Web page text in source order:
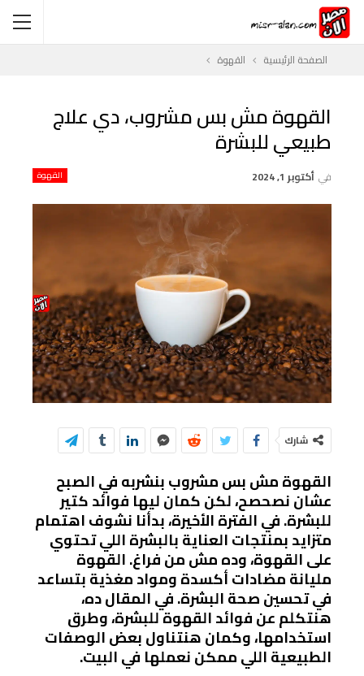
الصفحة الرئيسية القهوة
القهوة مش بس مشروب، دي علاج
طبيعي للبشرة
القهوة في أكتوبر 1, 2024
شارك
القهوة مش بس مشروب بنشربه في الصبح
عشان نصحصح، لكن كمان ليها فوائد كتير
للبشرة. في الفترة الأخيرة، بدأنا نشوف اهتمام
متزايد بمنتجات العناية بالبشرة اللي تحتوي
على القهوة، وده مش من فراغ. القهوة
مليانة مضادات أكسدة ومواد مغذية بتساعد
في تحسين صحة البشرة. في المقال ده،
هنتكلم عن فوائد القهوة للبشرة، وطرق
استخدامها، وكمان هنتناول بعض الوصفات
الطبيعية اللي ممكن نعملها في البيت.